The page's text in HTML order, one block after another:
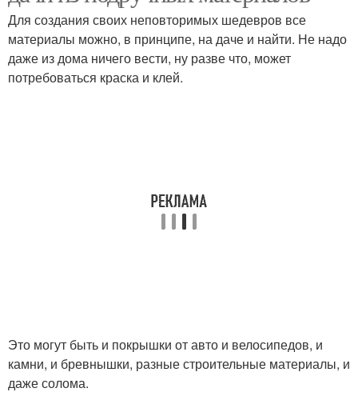
Украшения для дачного
сада
Украшения из бутылок
Для создания своих неповторимых шедевров все
материалы можно, в принципе, на даче и найти. Не надо
даже из дома ничего вести, ну разве что, может
потребоваться краска и клей.
Это могут быть и покрышки от авто и велосипедов, и
камни, и бревнышки, разные строительные материалы, и
даже солома.